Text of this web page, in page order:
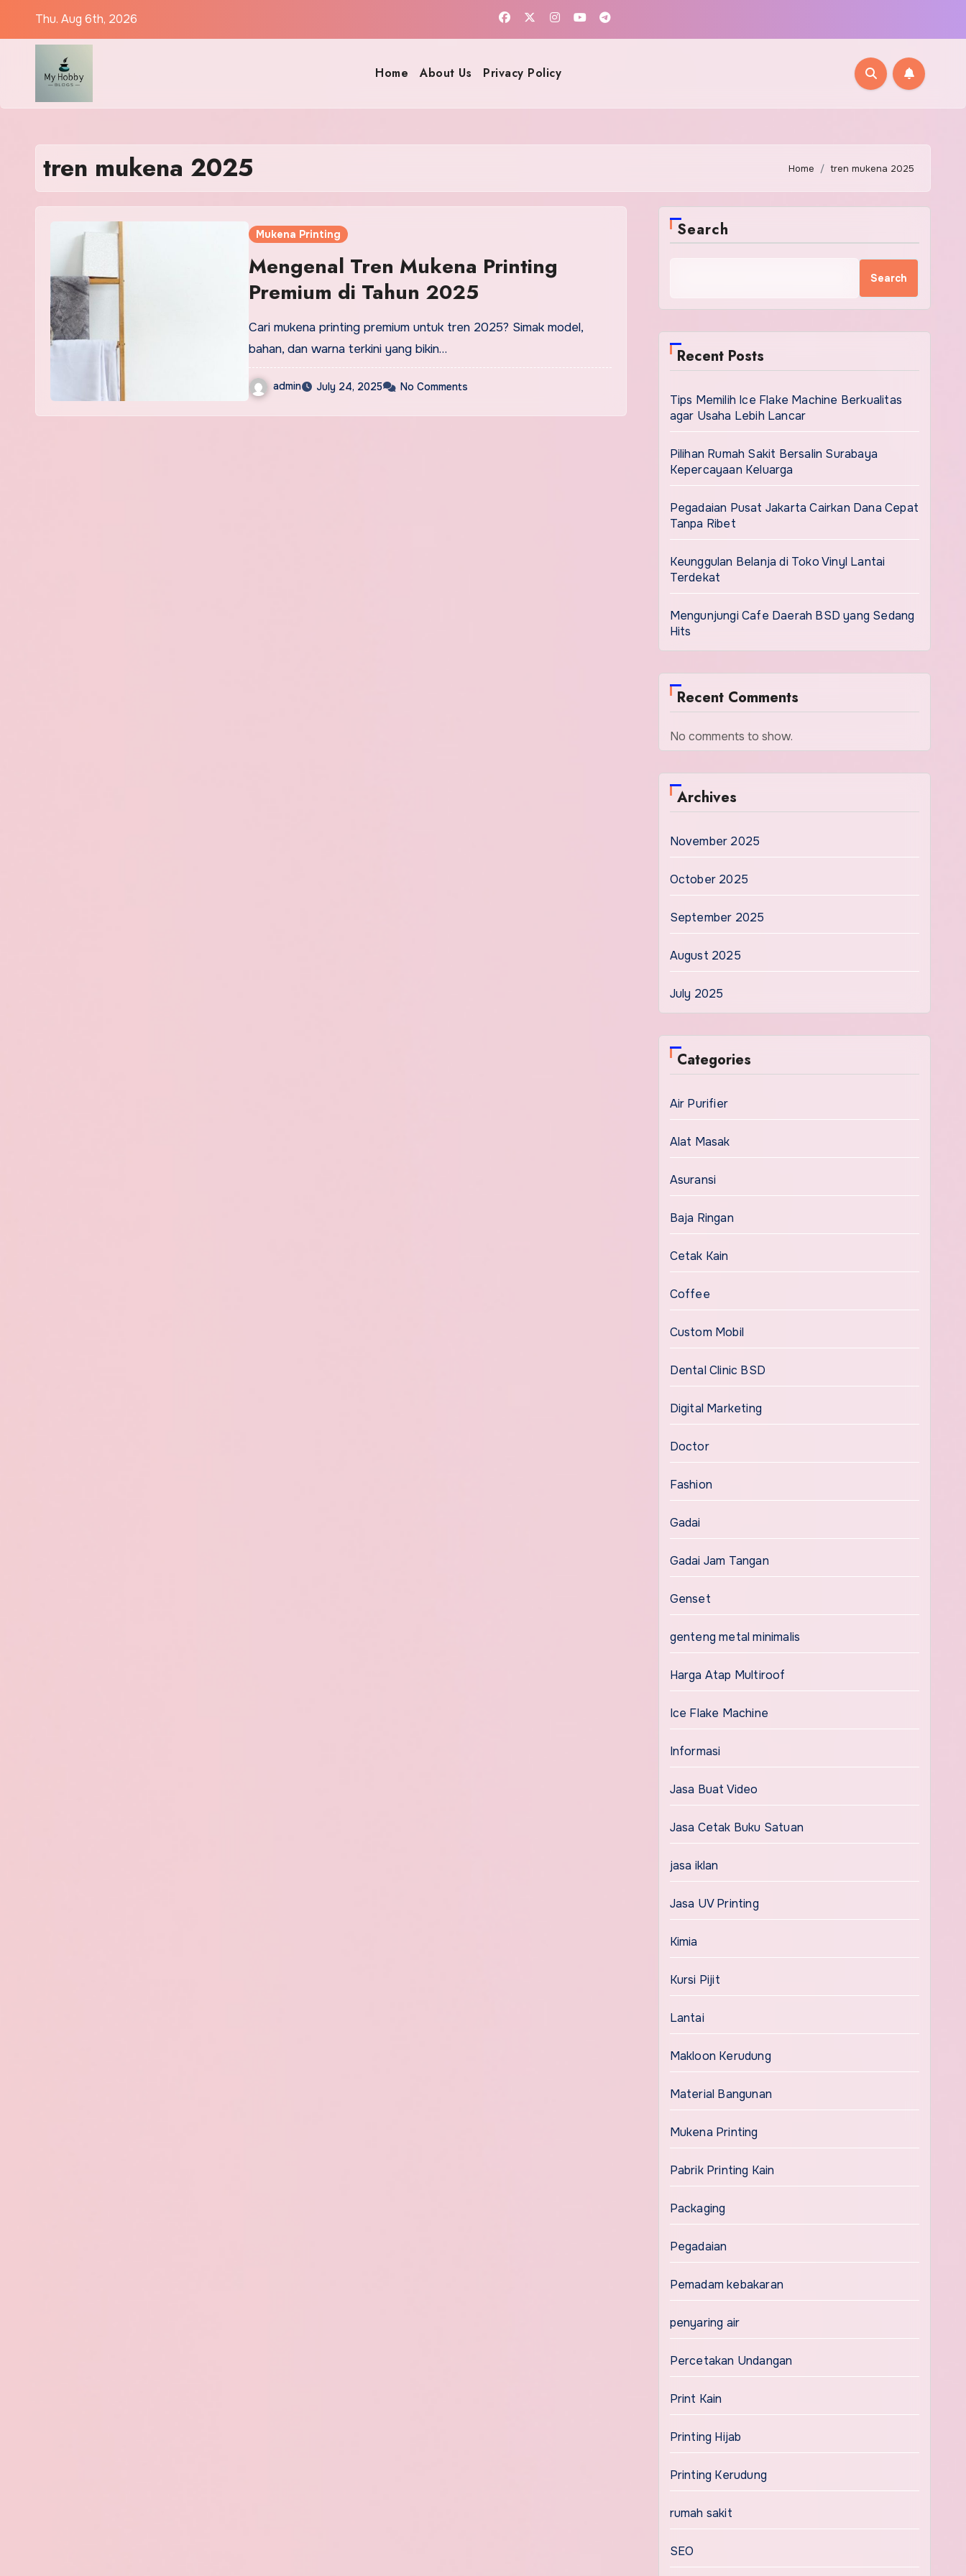
content
Thu. Aug 6th, 2026
Home About Us Privacy Policy
tren mukena 2025 Home tren mukena 2025
Mukena Printing
Mengenal Tren Mukena Printing
Premium di Tahun 2025
Cari mukena printing premium untuk tren 2025? Simak model,
bahan, dan warna terkini yang bikin…
admin July 24, 2025 No Comments
Search
Search
Recent Posts
Tips Memilih Ice Flake Machine Berkualitas
agar Usaha Lebih Lancar
Pilihan Rumah Sakit Bersalin Surabaya
Kepercayaan Keluarga
Pegadaian Pusat Jakarta Cairkan Dana Cepat
Tanpa Ribet
Keunggulan Belanja di Toko Vinyl Lantai
Terdekat
Mengunjungi Cafe Daerah BSD yang Sedang
Hits
Recent Comments
No comments to show.
Archives
November 2025
October 2025
September 2025
August 2025
July 2025
Categories
Air Purifier
Alat Masak
Asuransi
Baja Ringan
Cetak Kain
Coffee
Custom Mobil
Dental Clinic BSD
Digital Marketing
Doctor
Fashion
Gadai
Gadai Jam Tangan
Genset
genteng metal minimalis
Harga Atap Multiroof
Ice Flake Machine
Informasi
Jasa Buat Video
Jasa Cetak Buku Satuan
jasa iklan
Jasa UV Printing
Kimia
Kursi Pijit
Lantai
Makloon Kerudung
Material Bangunan
Mukena Printing
Pabrik Printing Kain
Packaging
Pegadaian
Pemadam kebakaran
penyaring air
Percetakan Undangan
Print Kain
Printing Hijab
Printing Kerudung
rumah sakit
SEO